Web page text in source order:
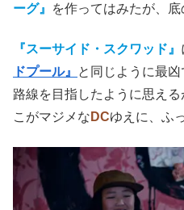
ーグ』
を作ってはみたが、底
『スーサイド・スクワッド』
ドプール』
と同じように最
路線を目指したように思え
こがマジメな DCゆえに、ふ